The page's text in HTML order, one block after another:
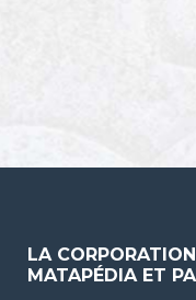
LA
MATAPÉDIA ET